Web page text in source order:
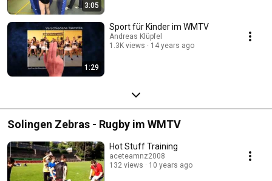
3:05
1:29
Sport für Kinder im WMTV
Andreas Klüpfel
1.3K views
14 years ago
Solingen Zebras - Rugby im WMTV
Hot Stuff Training
aceteamnz2008
132 views
10 years ago